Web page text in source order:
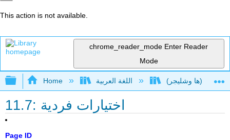
This action is not available.
chrome_reader_mode Enter Reader
Mode
Expand/collapse global hierarchy
Home
11.7: اختيارات فردية
Page ID